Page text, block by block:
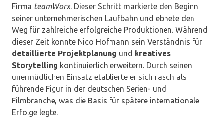
Firma teamWorx. Dieser Schritt markierte den Beginn
seiner unternehmerischen Laufbahn und ebnete den
Weg für zahlreiche erfolgreiche Produktionen. Während
dieser Zeit konnte Nico Hofmann sein Verständnis für
detaillierte Projektplanung und kreatives
Storytelling kontinuierlich erweitern. Durch seinen
unermüdlichen Einsatz etablierte er sich rasch als
führende Figur in der deutschen Serien- und
Filmbranche, was die Basis für spätere internationale
Erfolge legte.